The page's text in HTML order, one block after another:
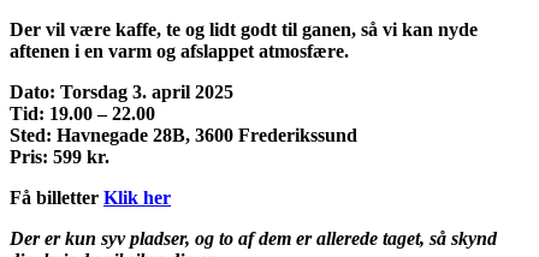
Der vil være kaffe, te og lidt godt til ganen, så vi kan nyde
aftenen i en varm og afslappet atmosfære.
Dato: Torsdag 3. april 2025
Tid: 19.00 – 22.00
Sted: Havnegade 28B, 3600 Frederikssund
Pris: 599 kr.
Få billetter Klik her
Der er kun syv pladser, og to af dem er allerede taget, så skynd